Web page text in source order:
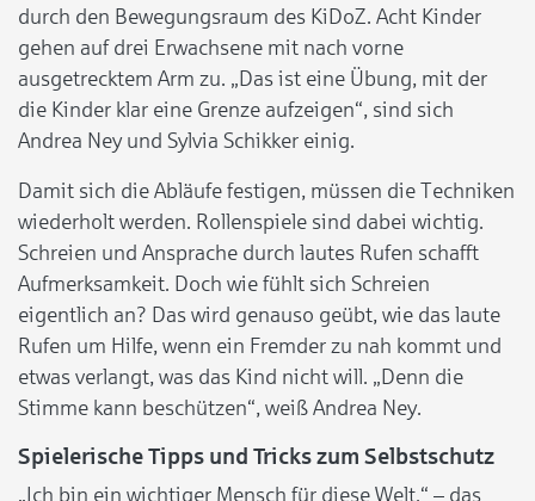
durch den Bewegungsraum des KiDoZ. Acht Kinder
gehen auf drei Erwachsene mit nach vorne
ausgetrecktem Arm zu. „Das ist eine Übung, mit der
die Kinder klar eine Grenze aufzeigen“, sind sich
Andrea Ney und Sylvia Schikker einig.
Damit sich die Abläufe festigen, müssen die Techniken
wiederholt werden. Rollenspiele sind dabei wichtig.
Schreien und Ansprache durch lautes Rufen schafft
Aufmerksamkeit. Doch wie fühlt sich Schreien
eigentlich an? Das wird genauso geübt, wie das laute
Rufen um Hilfe, wenn ein Fremder zu nah kommt und
etwas verlangt, was das Kind nicht will. „Denn die
Stimme kann beschützen“, weiß Andrea Ney.
Spielerische Tipps und Tricks zum Selbstschutz
„Ich bin ein wichtiger Mensch für diese Welt.“ – das